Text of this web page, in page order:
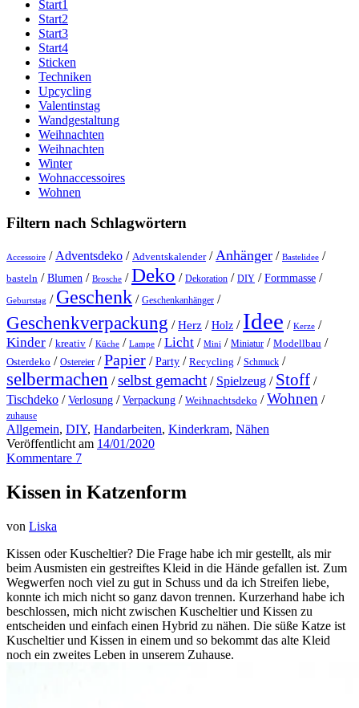
Start1
Start2
Start3
Start4
Sticken
Techniken
Upcycling
Valentinstag
Wandgestaltung
Weihnachten
Weihnachten
Winter
Wohnaccessoires
Wohnen
Filtern nach Schlagwörtern
Accessoire / Adventsdeko / Adventskalender/Anhänger / Bastelidee /
basteln /Blumen / Brosche /Deko / Dekoration / DIY /Formmasse /
Geburtstag / Geschenk / Geschenkanhänger /
Geschenkverpackung /Herz /Holz / Idee / Kerze /
Kinder / kreativ / Küche / Lampe /Licht / Mini / Miniatur / Modellbau /
Osterdeko / Ostereier /Papier /Party / Recycling / Schmuck /
selbermachen /selbst gemacht / Spielzeug / Stoff /
Tischdeko /Verlosung /Verpackung / Weihnachtsdeko /Wohnen /
zuhause
Allgemein, DIY, Handarbeiten, Kinderkram, Nähen
Veröffentlicht am 14/01/2020
Kommentare 7
Kissen in Katzenform
von Liska
Kissen oder Kuscheltier? Die Frage habe ich mir gestellt, als mir
beim Ausmisten ein gestreiftes Kleid in die Hände gefallen ist. Zum
Wegwerfen noch viel zu gut in Schuss und da ich Streifen liebe,
konnte ich mich nicht so ganz davon trennen. Kurzerhand habe ich
beschlossen, mich nicht zwischen Kuscheltier und Kissen zu
entscheiden und einfach einen Hybrid zu nähen. Die süße Katze ist
Kuscheltier und Kissen in einem und so bekommt das alte Kleid
noch ein zweites Leben in unserem Zuhause.